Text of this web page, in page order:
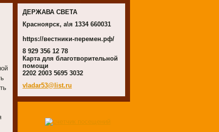
ДЕРЖАВА СВЕТА
Красноярск, а\я 1334 660031
https://вестники-перемен.рф/
8 929 356 12 78
Карта для благотворительной
помощи
2202 2003 5695 3032
vladar53@list.ru